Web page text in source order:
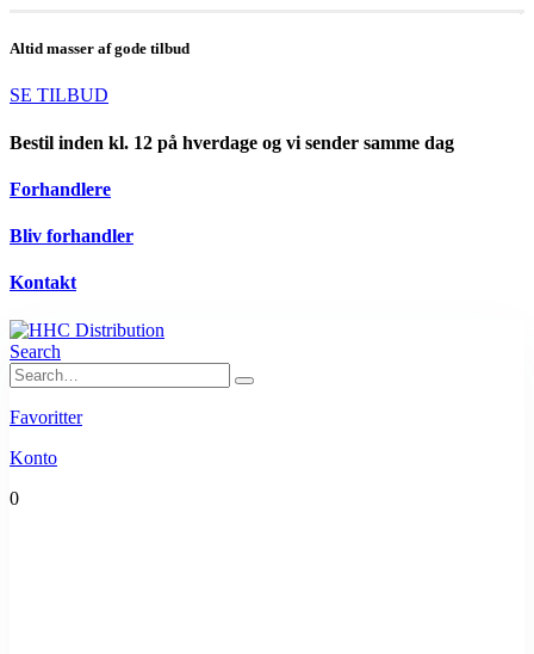
Altid masser af gode tilbud
SE TILBUD
Bestil inden kl. 12 på hverdage og vi sender samme dag
Forhandlere
Bliv forhandler
Kontakt
Search
Favoritter
Konto
0